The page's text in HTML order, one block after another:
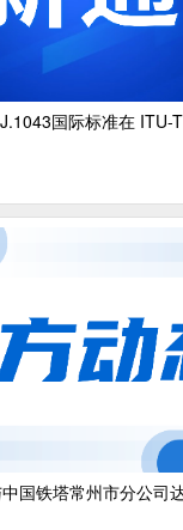
国际标准在 ITU-
国铁塔常州市分公司